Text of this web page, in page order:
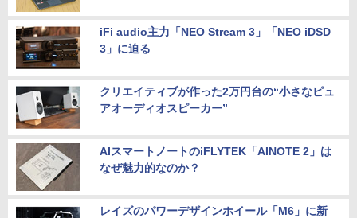
iFi audio主力「NEO Stream 3」「NEO iDSD
3」に迫る
クリエイティブが作った2万円台の“小さなピュ
アオーディオスピーカー”
AIスマートノートのiFLYTEK「AINOTE 2」は
なぜ魅力的なのか？
レイズのパワーデザインホイール「M6」に新